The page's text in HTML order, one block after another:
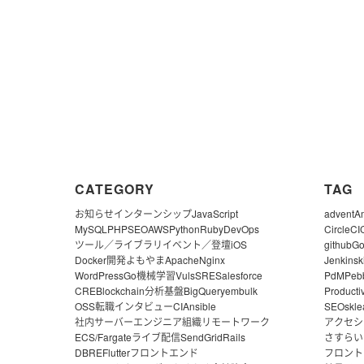
CATEGORY
お知らせインターンシップJavaScript
MySQL PHPSEOAWSPythonRubyDevOps
ツール／ライブラリイベント／登壇iOS
Docker開発よもやまApacheNginx
WordPressGo機械学習VulsSRESalesforce
CREBlockchain分析基盤BigQueryembulk
OSS転職インタビューCIAnsible
社内サーバーエンジニア組織リモートワーク
ECS/Fargateライブ配信SendGridRails
DBREFlutterフロントエンド
TAG
advent
CircleCI
githubGo
Jenkins
PdM
SEO
アクセ
さすら
フロン